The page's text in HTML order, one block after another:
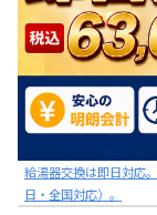
給湯器交換は即日対応
日・全国対応）。